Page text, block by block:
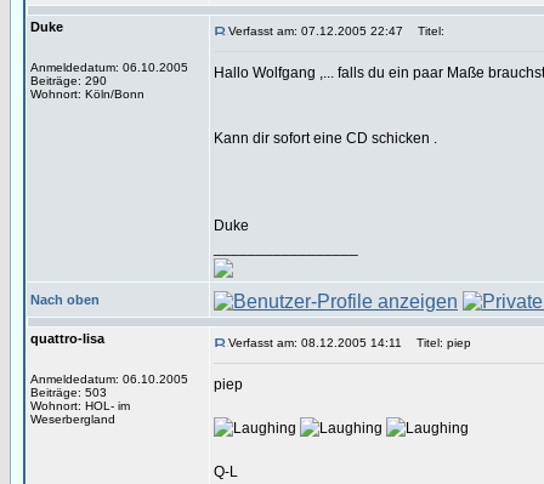
Duke
Anmeldedatum: 06.10.2005
Beiträge: 290
Wohnort: Köln/Bonn
Verfasst am: 07.12.2005 22:47 Titel:
Hallo Wolfgang ,... falls du ein paar Maße
Kann dir sofort eine CD schicken .
Duke
Nach oben
quattro-lisa
Anmeldedatum: 06.10.2005
Beiträge: 503
Wohnort: HOL- im
Weserbergland
Verfasst am: 08.12.2005 14:11 Titel: piep
piep
Q-L